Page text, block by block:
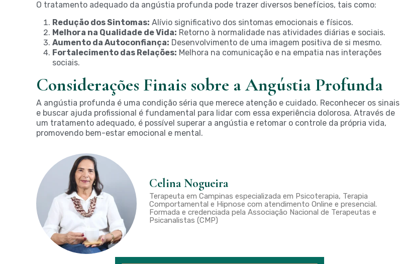
O tratamento adequado da angústia profunda pode trazer diversos benefícios, tais como:
Redução dos Sintomas: Alívio significativo dos sintomas emocionais e físicos.
Melhora na Qualidade de Vida: Retorno à normalidade nas atividades diárias e sociais.
Aumento da Autoconfiança: Desenvolvimento de uma imagem positiva de si mesmo.
Fortalecimento das Relações: Melhora na comunicação e na empatia nas interações
sociais.
Considerações Finais sobre a Angústia Profunda
A angústia profunda é uma condição séria que merece atenção e cuidado. Reconhecer os sinais
e buscar ajuda profissional é fundamental para lidar com essa experiência dolorosa. Através de
um tratamento adequado, é possível superar a angústia e retomar o controle da própria vida,
promovendo bem-estar emocional e mental.
Celina Nogueira
Terapeuta em Campinas especializada em Psicoterapia, Terapia
Comportamental e Hipnose com atendimento Online e presencial.
Formada e credenciada pela Associação Nacional de Terapeutas e
Psicanalistas (CMP)